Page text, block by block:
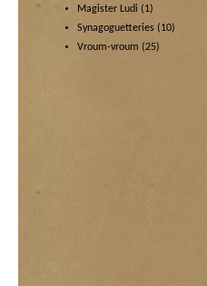
Magister Ludi (1)
Synagoguetteries (10)
Vroum-vroum (25)